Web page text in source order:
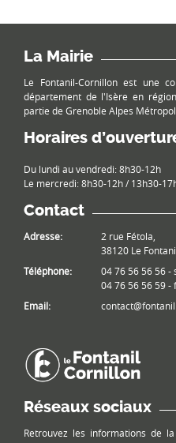
La Mairie
Le Fontanil-Cornillon est une
département de l'Isère en
partie de Grenoble Alpes
Horaires
Du lundi au vendredi: 8h30-12h
Le mercredi: 8h30-12h / 13h30-
Contact
Adresse:
2 rue Fétola,
38120 Le
Téléphone:
04 76 56 56 56 -
04 76 56 56 59 -
Email:
Réseaux sociaux
Retrouvez les informations de